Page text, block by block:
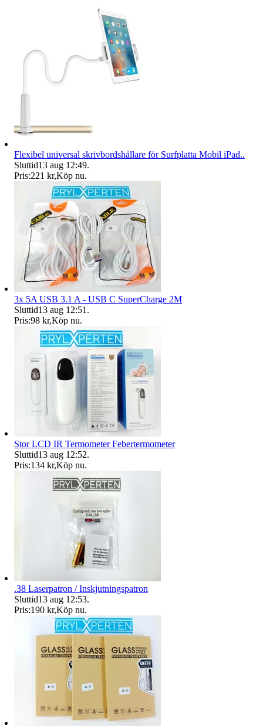
Flexibel universal skrivbordshållare för Surfplatta Mobil iPad..
Sluttid13 aug 12:49.
Pris:221 kr,Köp nu.
3x 5A USB 3.1 A - USB C SuperCharge 2M
Sluttid13 aug 12:51 .
Pris:98 kr,Köp nu.
Stor LCD IR Termometer Febertermometer
Sluttid13 aug 12:52.
Pris:134 kr,Köp nu.
.38 Laserpatron / Inskjutningspatron
Sluttid13 aug 12:53.
Pris:190 kr,Köp nu.